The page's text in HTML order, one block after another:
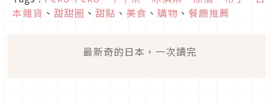
本雜貨 、 甜甜圈 、 甜點 、 美食 、 購物 、 餐廳推薦
最新奇的日本，一次讀完